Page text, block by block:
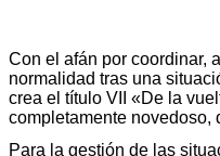
Con el afán por coordinar,
normalidad tras una
crea el título VII «De la
completamente novedoso,
Para la gestión de las